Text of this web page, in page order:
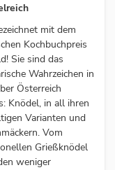
mit dem
Kochbuchpreis
Sie sind das
Wahrzeichen in
Österreich
Knödel, in all ihren
Varianten und
Vom
Grießknödel
weniger